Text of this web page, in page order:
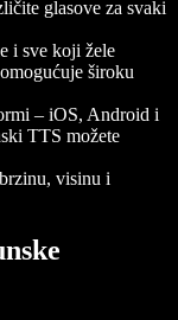
glasove za svaki
i sve koji žele
široku
– iOS, Android i
TTS možete
visinu i